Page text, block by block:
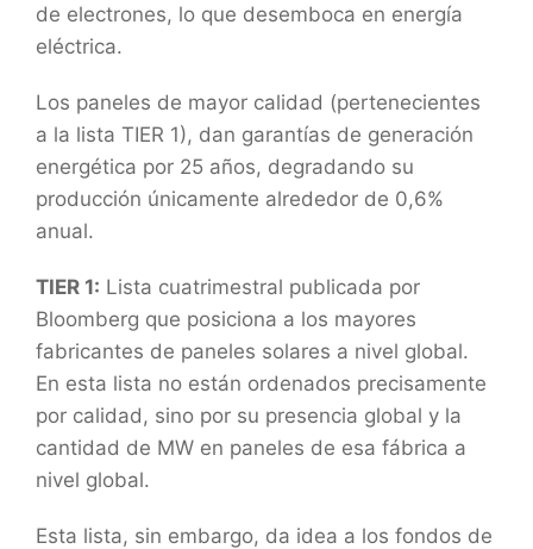
de electrones, lo que desemboca en energía
eléctrica.
Los paneles de mayor calidad (pertenecientes
a la lista TIER 1), dan garantías de generación
energética por 25 años, degradando su
producción únicamente alrededor de 0,6%
anual.
TIER 1: Lista cuatrimestral publicada por
Bloomberg que posiciona a los mayores
fabricantes de paneles solares a nivel global.
En esta lista no están ordenados precisamente
por calidad, sino por su presencia global y la
cantidad de MW en paneles de esa fábrica a
nivel global.
Esta lista, sin embargo, da idea a los fondos de